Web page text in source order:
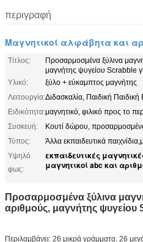
περιγραφή
Μαγνητικοί αλφάβητα και
Τίτλος:
Προσαρμοσμένα ξύλινα
μαγνήτης ψυγείου Scrabble
Υλικό:
ξύλο + εύκαμπτος μαγνήτης
Λειτουργία:Διδασκαλία, Παιδική Παιδική
Ειδικότητα:μαγνητικό, φιλικό προς το
Συσκευή:
Κουτί δώρου,
Τύπος:
Άλλα εκπαιδευτικά
Υψηλό
φως:
εκπαιδευτικές
μαγνητικοί abc και
Προσαρμοσμένα ξύλινα
αριθμούς, μαγνήτης ψυγείου
Περιλαμβάνει: 26 μικρά γράμματα, 26